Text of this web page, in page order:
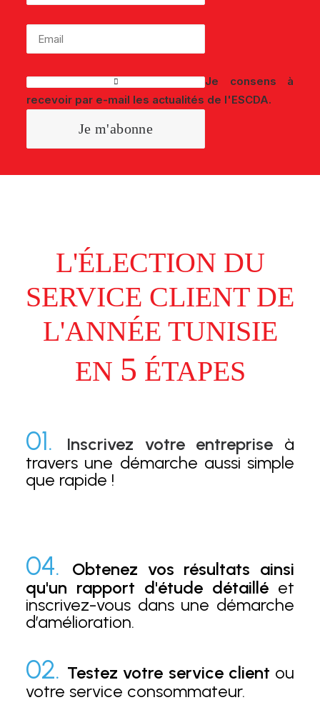
Je consens à
recevoir par e-mail les actualités de l'ESCDA.
L'ÉLECTION DU
SERVICE CLIENT DE
L'ANNÉE TUNISIE
EN 5 ÉTAPES
01. Inscrivez votre entreprise à
travers une démarche aussi simple
que rapide !
04.
Obtenez vos résultats ainsi
qu'un rapport d'étude détaillé et
inscrivez-vous dans une démarche
d’amélioration.
02. Testez votre service client ou
votre service consommateur.